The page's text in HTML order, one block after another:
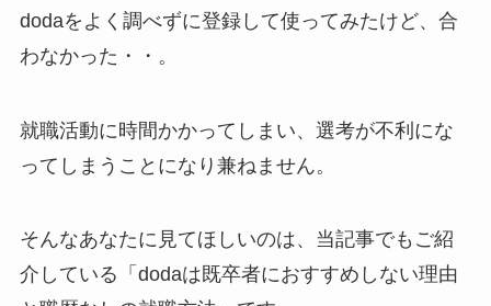
dodaをよく調べずに登録して使ってみたけど、合
わなかった・・。
就職活動に時間かかってしまい、選考が不利にな
ってしまうことになり兼ねません。
そんなあなたに見てほしいのは、当記事でもご紹
介している「dodaは既卒者におすすめしない理由